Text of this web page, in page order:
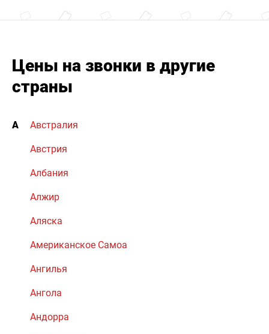
Цены на звонки в другие
страны
А Австралия
Австрия
Албания
Алжир
Аляска
Американское Самоа
Ангилья
Ангола
Андорра